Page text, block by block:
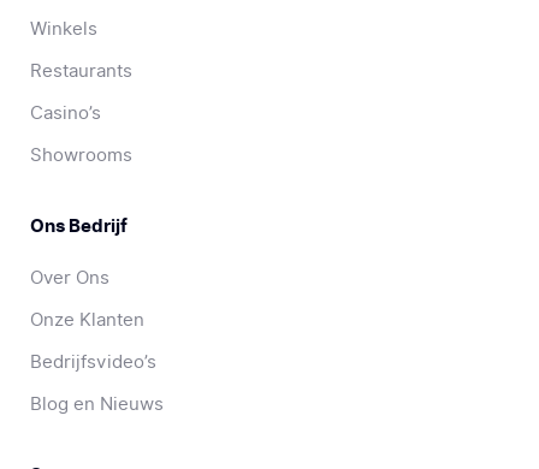
Winkels
Restaurants
Casino’s
Showrooms
Ons Bedrijf
Over Ons
Onze Klanten
Bedrijfsvideo’s
Blog en Nieuws